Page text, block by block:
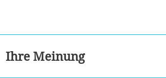
Ihre Meinung